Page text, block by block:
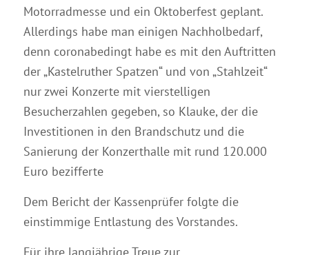
Motorradmesse und ein Oktoberfest geplant.
Allerdings habe man einigen Nachholbedarf,
denn coronabedingt habe es mit den Auftritten
der „Kastelruther Spatzen“ und von „Stahlzeit“
nur zwei Konzerte mit vierstelligen
Besucherzahlen gegeben, so Klauke, der die
Investitionen in den Brandschutz und die
Sanierung der Konzerthalle mit rund 120.000
Euro bezifferte
Dem Bericht der Kassenprüfer folgte die
einstimmige Entlastung des Vorstandes.